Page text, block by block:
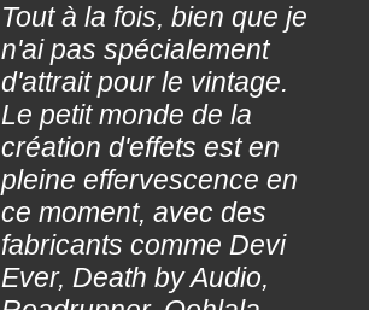
Tout à la fois, bien que je
n'ai pas spécialement
d'attrait pour le vintage.
Le petit monde de la
création d'effets est en
pleine effervescence en
ce moment, avec des
fabricants comme Devi
Ever, Death by Audio,